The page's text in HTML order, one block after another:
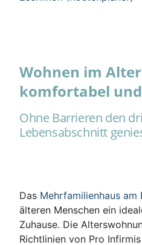
Wohnen im
komfortabel
Ohne Barrieren den
Lebensabschnitt
Das Mehrfamilienhaus am
älteren Menschen ein
Zuhause. Die
Richtlinien von Pro